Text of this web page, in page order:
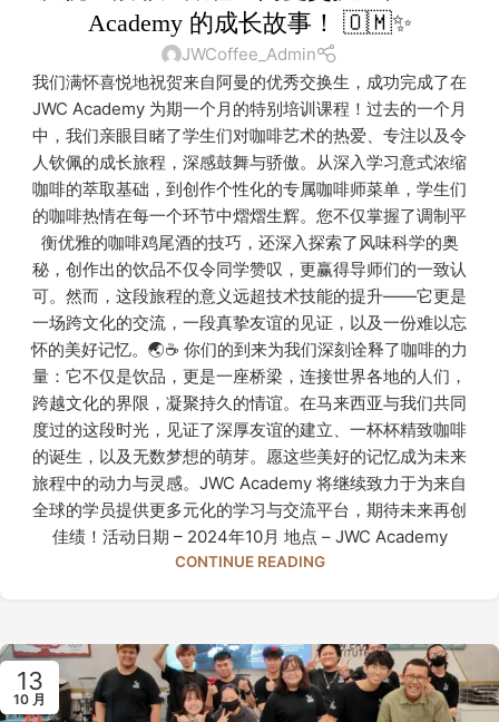
Academy 的成长故事！ 🇴🇲✨
JWCoffee_Admin
我们满怀喜悦地祝贺来自阿曼的优秀交换生，成功完成了在
JWC Academy 为期一个月的特别培训课程！过去的一个月
中，我们亲眼目睹了学生们对咖啡艺术的热爱、专注以及令
人钦佩的成长旅程，深感鼓舞与骄傲。从深入学习意式浓缩
咖啡的萃取基础，到创作个性化的专属咖啡师菜单，学生们
的咖啡热情在每一个环节中熠熠生辉。您不仅掌握了调制平
衡优雅的咖啡鸡尾酒的技巧，还深入探索了风味科学的奥
秘，创作出的饮品不仅令同学赞叹，更赢得导师们的一致认
可。然而，这段旅程的意义远超技术技能的提升——它更是
一场跨文化的交流，一段真挚友谊的见证，以及一份难以忘
怀的美好记忆。🌏☕ 你们的到来为我们深刻诠释了咖啡的力
量：它不仅是饮品，更是一座桥梁，连接世界各地的人们，
跨越文化的界限，凝聚持久的情谊。在马来西亚与我们共同
度过的这段时光，见证了深厚友谊的建立、一杯杯精致咖啡
的诞生，以及无数梦想的萌芽。愿这些美好的记忆成为未来
旅程中的动力与灵感。JWC Academy 将继续致力于为来自
全球的学员提供更多元化的学习与交流平台，期待未来再创
佳绩！活动日期 – 2024年10月 地点 – JWC Academy
CONTINUE READING
13
10 月